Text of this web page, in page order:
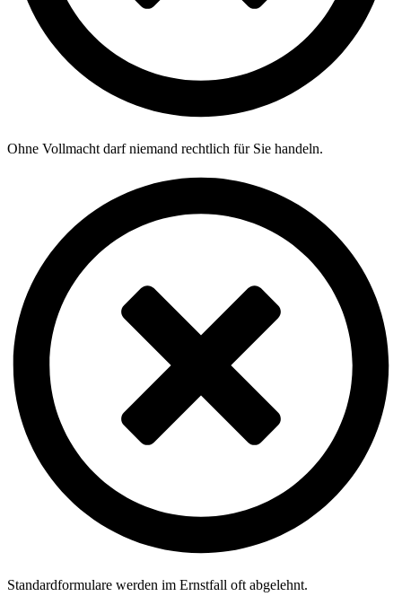
Ohne Vollmacht darf niemand rechtlich für Sie handeln.
Standardformulare werden im Ernstfall oft abgelehnt.